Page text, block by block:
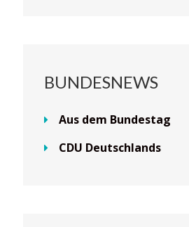
BUNDESNEWS
Aus dem Bundestag
CDU Deutschlands